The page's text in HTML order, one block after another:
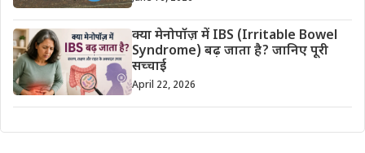
क्या मेनोपॉज़ में IBS (Irritable Bowel
Syndrome) बढ़ जाता है? जानिए पूरी
सच्चाई
April 22, 2026